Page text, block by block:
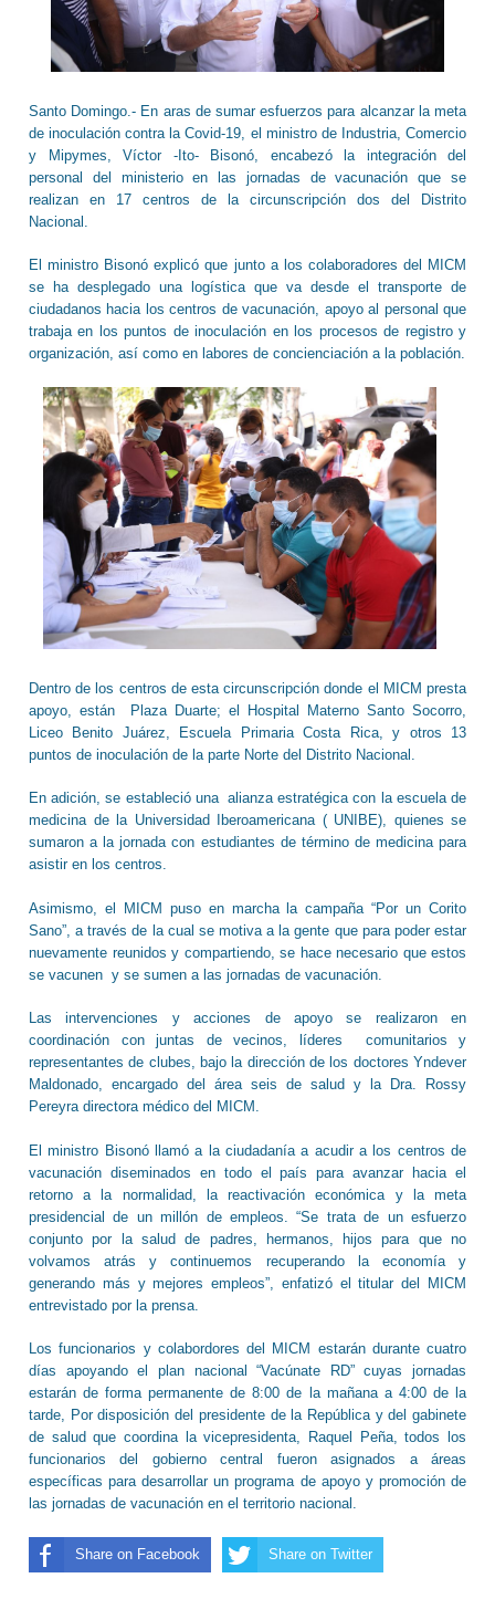
Santo Domingo.- En aras de sumar esfuerzos para alcanzar la meta
de inoculación contra la Covid-19, el ministro de Industria, Comercio
y Mipymes, Víctor -Ito- Bisonó, encabezó la integración del
personal del ministerio en las jornadas de vacunación que se
realizan en 17 centros de la circunscripción dos del Distrito
Nacional.
El ministro Bisonó explicó que junto a los colaboradores del MICM
se ha desplegado una logística que va desde el transporte de
ciudadanos hacia los centros de vacunación, apoyo al personal que
trabaja en los puntos de inoculación en los procesos de registro y
organización, así como en labores de concienciación a la población.
Dentro de los centros de esta circunscripción donde el MICM presta
apoyo, están Plaza Duarte; el Hospital Materno Santo Socorro,
Liceo Benito Juárez, Escuela Primaria Costa Rica, y otros 13
puntos de inoculación de la parte Norte del Distrito Nacional.
En adición, se estableció una alianza estratégica con la escuela de
medicina de la Universidad Iberoamericana ( UNIBE), quienes se
sumaron a la jornada con estudiantes de término de medicina para
asistir en los centros.
Asimismo, el MICM puso en marcha la campaña “Por un Corito
Sano”, a través de la cual se motiva a la gente que para poder estar
nuevamente reunidos y compartiendo, se hace necesario que estos
se vacunen y se sumen a las jornadas de vacunación.
Las intervenciones y acciones de apoyo se realizaron en
coordinación con juntas de vecinos, líderes comunitarios y
representantes de clubes, bajo la dirección de los doctores Yndever
Maldonado, encargado del área seis de salud y la Dra. Rossy
Pereyra directora médico del MICM.
El ministro Bisonó llamó a la ciudadanía a acudir a los centros de
vacunación diseminados en todo el país para avanzar hacia el
retorno a la normalidad, la reactivación económica y la meta
presidencial de un millón de empleos. “Se trata de un esfuerzo
conjunto por la salud de padres, hermanos, hijos para que no
volvamos atrás y continuemos recuperando la economía y
generando más y mejores empleos”, enfatizó el titular del MICM
entrevistado por la prensa.
Los funcionarios y colabordores del MICM estarán durante cuatro
días apoyando el plan nacional “Vacúnate RD” cuyas jornadas
estarán de forma permanente de 8:00 de la mañana a 4:00 de la
tarde, Por disposición del presidente de la República y del gabinete
de salud que coordina la vicepresidenta, Raquel Peña, todos los
funcionarios del gobierno central fueron asignados a áreas
específicas para desarrollar un programa de apoyo y promoción de
las jornadas de vacunación en el territorio nacional.
Share on Facebook Share on Twitter